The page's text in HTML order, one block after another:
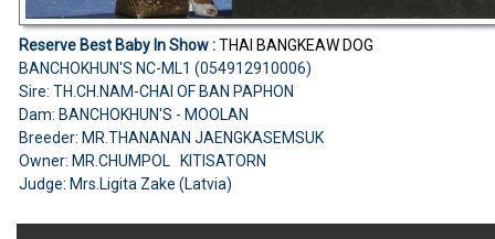
Reserve Best Baby In Show :THAI BANGKEAW DOG
BANCHOKHUN'S NC-ML1 (054912910006)
Sire: TH.CH.NAM-CHAI OF BAN PAPHON
Dam: BANCHOKHUN'S - MOOLAN
Breeder: MR.THANANAN JAENGKASEMSUK
Owner: MR.CHUMPOL KITISATORN
Judge: Mrs.Ligita Zake (Latvia)